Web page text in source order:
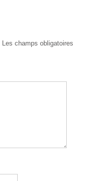
Les champs obligatoires